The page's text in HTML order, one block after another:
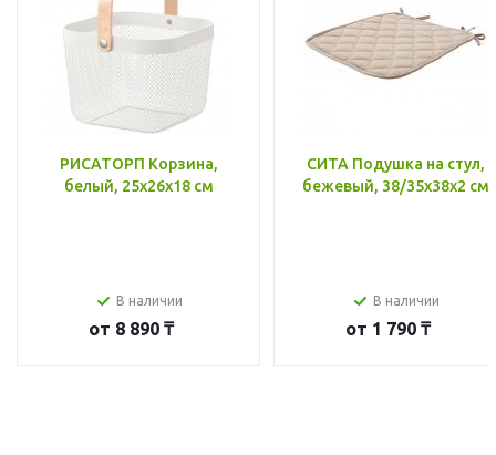
РИСАТОРП Корзина,
белый, 25x26x18 см
В наличии
от 8 890 ₸
СИТА Подушка на стул,
бежевый, 38/35x38x2 см
В наличии
от 1 790 ₸